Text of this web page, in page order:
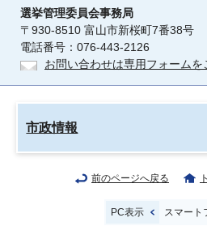
選挙管理委員会事務局
〒930-8510 富山市新桜町7番38号
電話番号：076-443-2126
お問い合わせは専用フォームを
市政情報
前のページへ戻る
PC表示 スマート